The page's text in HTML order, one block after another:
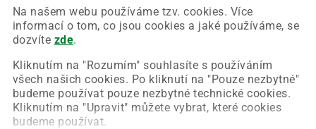
Na našem webu používáme tzv. cookies. Více
informací o tom, co jsou cookies a jaké používáme, se
dozvíte zde.
Kliknutím na "Rozumím" souhlasíte s používáním
všech našich cookies. Po kliknutí na "Pouze nezbytné"
budeme používat pouze nezbytné technické cookies.
Kliknutím na "Upravit" můžete vybrat, které cookies
budeme používat.
Chyba nastala na naší straně a už ji opravujeme.
Zkuste prosím znovu načíst požadovanou stránku.
Obnovit stránku Úvodní strana